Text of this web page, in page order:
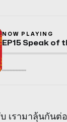
NOW PLAYING
เรามาลุ้นกันต่